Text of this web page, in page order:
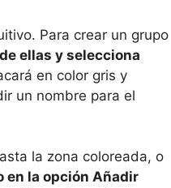
Para crear un grupo
ellas y selecciona
en color gris y
un nombre para el
la zona coloreada, o
en la opción Añadir